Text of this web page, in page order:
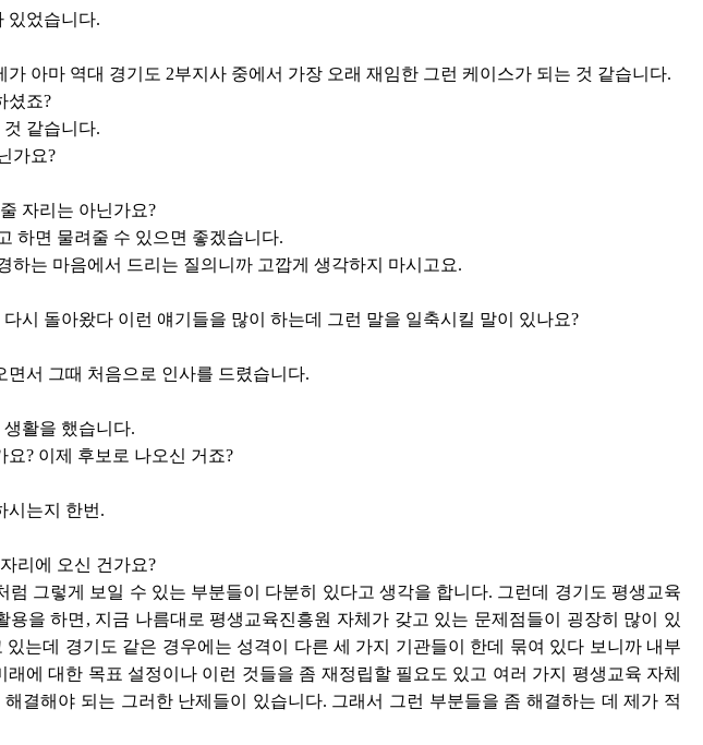
있었습니다.
가 아마 역대 경기도 2부지사 중에서 가장 오래 재임한 그런 케이스가 되는 것 같습니다.
셨죠?
같습니다.
가요?
자리는 아닌가요?
하면 물려줄 수 있으면 좋겠습니다.
하는 마음에서 드리는 질의니까 고깝게 생각하지 마시고요.
시 돌아왔다 이런 얘기들을 많이 하는데 그런 말을 일축시킬 말이 있나요?
면서 그때 처음으로 인사를 드렸습니다.
활을 했습니다.
? 이제 후보로 나오신 거죠?
시는지 한번.
리에 오신 건가요?
럼 그렇게 보일 수 있는 부분들이 다분히 있다고 생각을 합니다. 그런데 경기도 평생교육
을 하면, 지금 나름대로 평생교육진흥원 자체가 갖고 있는 문제점들이 굉장히 많이 있
는데 경기도 같은 경우에는 성격이 다른 세 가지 기관들이 한데 묶여 있다 보니까 내부
에 대한 목표 설정이나 이런 것들을 좀 재정립할 필요도 있고 여러 가지 평생교육 자체
결해야 되는 그러한 난제들이 있습니다. 그래서 그런 부분들을 좀 해결하는 데 제가 적